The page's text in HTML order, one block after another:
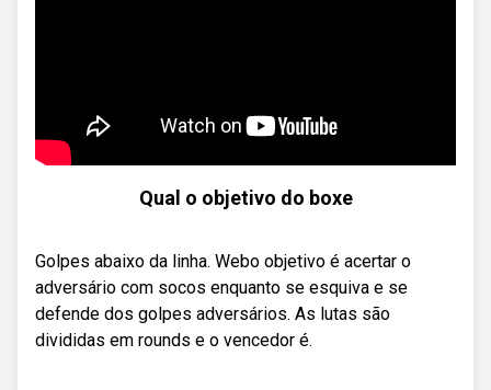
Qual o objetivo do boxe
Golpes abaixo da linha. Webo objetivo é acertar o
adversário com socos enquanto se esquiva e se
defende dos golpes adversários. As lutas são
divididas em rounds e o vencedor é.